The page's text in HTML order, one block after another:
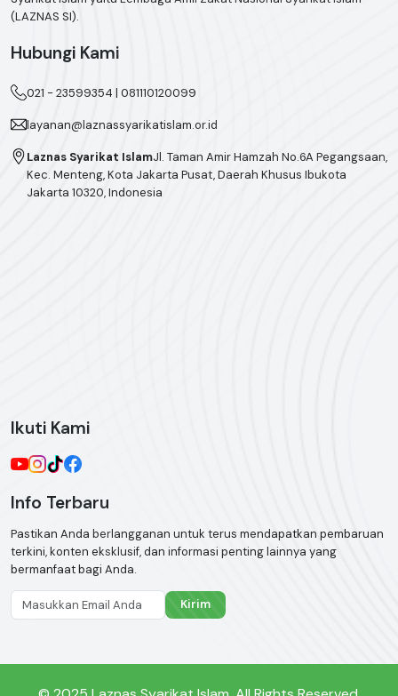
(LAZNAS SI).
Hubungi Kami
021 - 23599354 | 081110120099
layanan@laznassyarikatislam.or.id
Laznas Syarikat IslamJl. Taman Amir Hamzah No.6A Pegangsaan,
Kec. Menteng, Kota Jakarta Pusat, Daerah Khusus Ibukota
Jakarta 10320, Indonesia
Ikuti Kami
Info Terbaru
Pastikan Anda berlangganan untuk terus mendapatkan pembaruan
terkini, konten eksklusif, dan informasi penting lainnya yang
bermanfaat bagi Anda.
Kirim